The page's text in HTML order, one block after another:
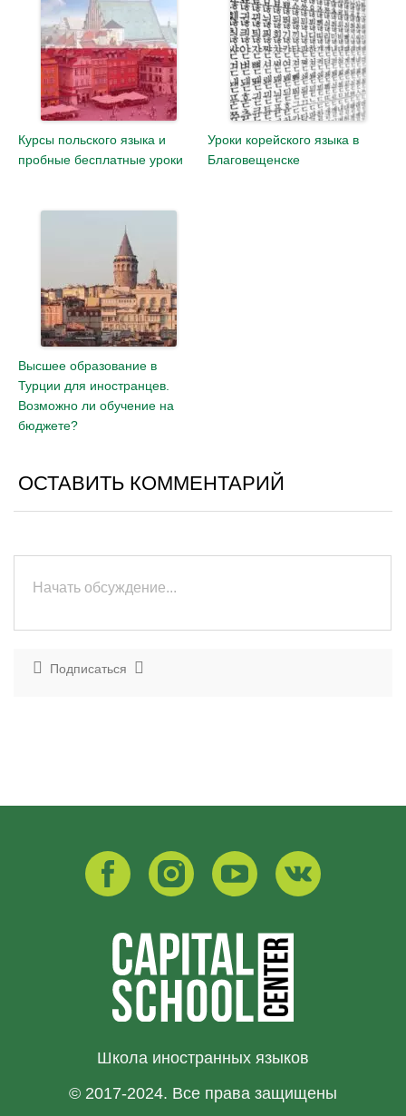
Курсы польского языка и
пробные бесплатные уроки
Уроки корейского языка в
Благовещенске
Высшее образование в
Турции для иностранцев.
Возможно ли обучение на
бюджете?
ОСТАВИТЬ КОММЕНТАРИЙ
Подписаться
Школа иностранных языков
© 2017-2024. Все права защищены